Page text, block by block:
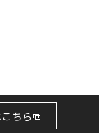
ちら